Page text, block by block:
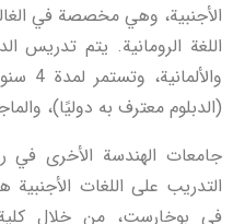
الأجنبية، وهي مخصصة في
اللغة الرومانية. يتم تدريس
(الدبلوم معترف به دوليًا)،
جامعات الهندسة الأخرى في
التدريب على اللغات الأجنبية
في بوخارست، من خلال كلية